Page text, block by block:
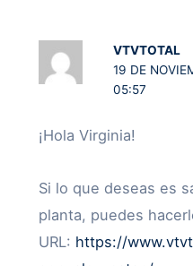
VTVTOTAL
19 DE
05:57
¡Hola Virginia!
Si lo que deseas es
planta, puedes
URL: https://